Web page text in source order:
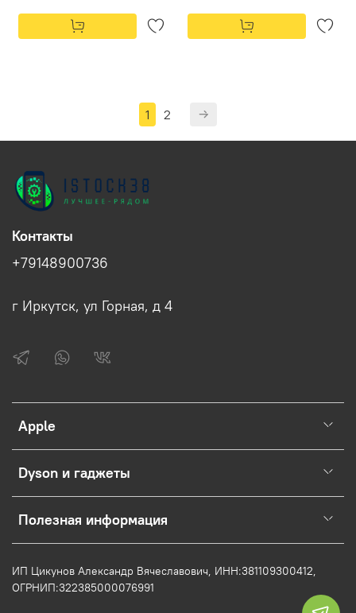
1 2
Apple
Dyson и гаджеты
Полезная информация
Контакты
+79148900736
г Иркутск, ул Горная, д 4
ИП Цикунов Александр Вячеславович, ИНН:381109300412,
ОГРНИП:322385000076991